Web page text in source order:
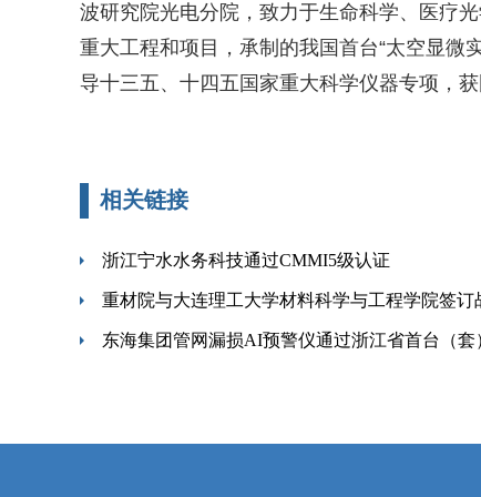
波研究院光电分院，致力于生命科学、医疗
重大工程和项目，承制的我国首台“太空显微
导十三五、十四五国家重大科学仪器专项，获
相关链接
浙江宁水水务科技通过CMMI5级认证
重材院与大连理工大学材料科学与工程学院签订
东海集团管网漏损AI预警仪通过浙江省首台（套